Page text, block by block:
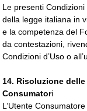
Le presenti
della legge italiana in
e la competenza del
da contestazioni,
Condizioni d’Uso o
14. Risoluzione
Consumatori
L’Utente